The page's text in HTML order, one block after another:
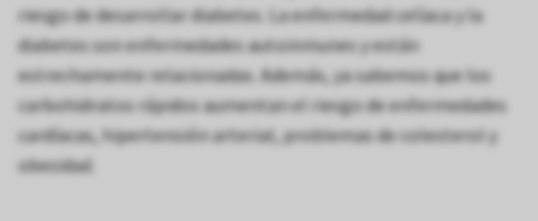
riesgo de desarrollar diabetes. La enfermedad celíaca y la
diabetes son enfermedades autoinmunes y están
estrechamente relacionadas. Además, ya sabemos que los
carbohidratos rápidos aumentan el riesgo de enfermedades
cardíacas, hipertensión arterial, problemas de colesterol y
obesidad.